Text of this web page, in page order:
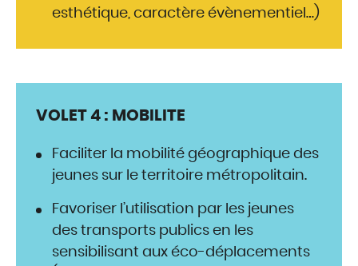
esthétique, caractère évènementiel…)
VOLET 4 : MOBILITE
Faciliter la mobilité géographique des
jeunes sur le territoire métropolitain.
Favoriser l’utilisation par les jeunes
des transports publics en les
sensibilisant aux éco-déplacements